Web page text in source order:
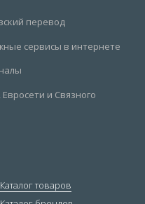
Каталог товаров